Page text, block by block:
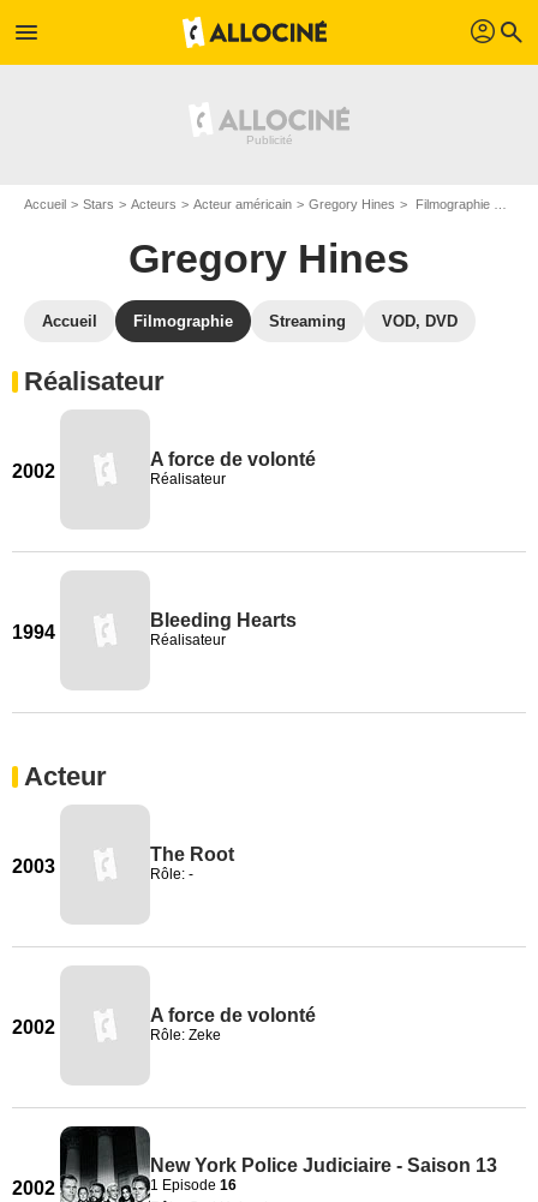
menu profil search
Accueil Stars Acteurs Acteur américain Gregory Hines Filmographie Gregory Hines
Gregory Hines
Accueil Filmographie Streaming VOD, DVD
Réalisateur
2002
A force de volonté
Réalisateur
1994
Bleeding Hearts
Réalisateur
Acteur
2003
The Root
Rôle: -
2002
A force de volonté
Rôle: Zeke
2002
New York Police Judiciaire - Saison 13
1 Episode 16